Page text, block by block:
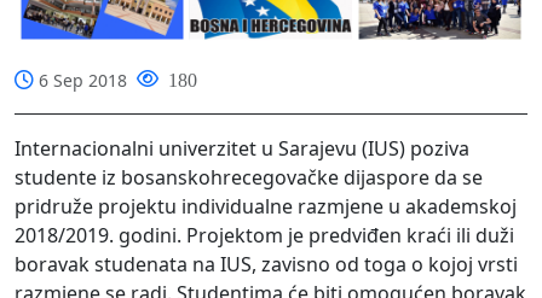
6 Sep 2018 180
Internacionalni univerzitet u Sarajevu (IUS) poziva
studente iz bosanskohrecegovačke dijaspore da se
pridruže projektu individualne razmjene u akademskoj
2018/2019. godini. Projektom je predviđen kraći ili duži
boravak studenata na IUS, zavisno od toga o kojoj vrsti